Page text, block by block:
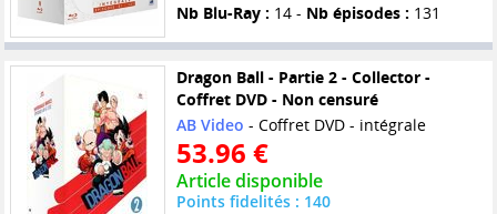
Nb Blu-Ray : 14 - Nb épisodes : 131
Dragon Ball - Partie 2 - Collector -
Coffret DVD - Non censuré
AB Video - Coffret DVD - intégrale
53.96 €
Article disponible
Points fidelités : 140